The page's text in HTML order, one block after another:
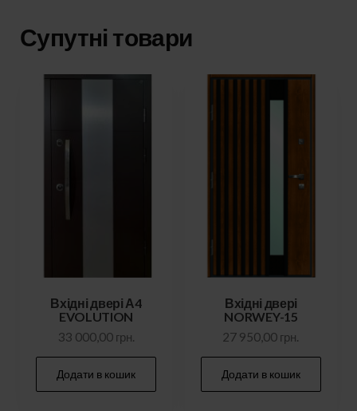
Супутні товари
Вхідні двері А4
EVOLUTION
33 000,00 грн.
Додати в кошик
Вхідні двері
NORWEY-15
27 950,00 грн.
Додати в кошик